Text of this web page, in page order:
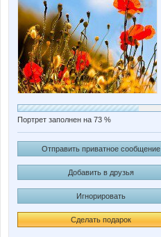
Портрет заполнен на 73 %
Отправить приватное сообщение
Добавить в друзья
Игнорировать
Сделать подарок